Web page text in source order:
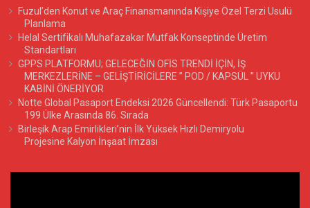
Fuzul’den Konut ve Araç Finansmanında Kişiye Özel Terzi Usulü
Planlama
Helal Sertifikalı Muhafazakar Mutfak Konseptinde Üretim
Standartları
GPPS PLATFORMU; GELECEĞİN OFİS TRENDİ İÇİN, İŞ
MERKEZLERİNE – GELİŞTİRİCİLERE ” POD / KAPSÜL ” UYKU
KABİNİ ÖNERİYOR
Notte Global Pasaport Endeksi 2026 Güncellendi: Türk Pasaportu
199 Ülke Arasında 86. Sırada
Birleşik Arap Emirlikleri’nin İlk Yüksek Hızlı Demiryolu
Projesine Kalyon İnşaat İmzası